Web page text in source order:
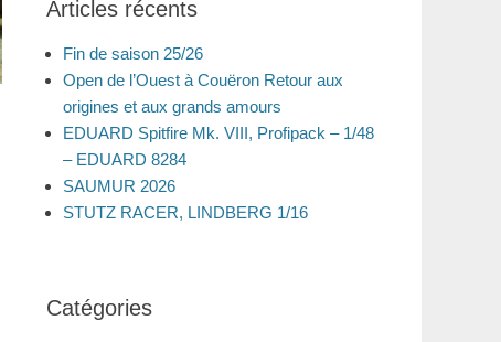
Articles récents
Fin de saison 25/26
Open de l’Ouest à Couëron Retour aux
origines et aux grands amours
EDUARD Spitfire Mk. VIII, Profipack – 1/48
– EDUARD 8284
SAUMUR 2026
STUTZ RACER, LINDBERG 1/16
Catégories